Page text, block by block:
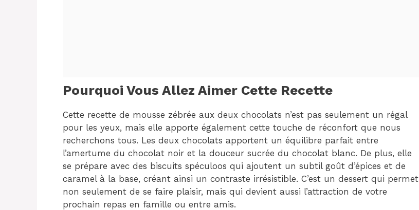
Pourquoi Vous Allez Aimer Cette Recette
Cette recette de mousse zébrée aux deux chocolats n’est pas seulement un régal
pour les yeux, mais elle apporte également cette touche de réconfort que nous
recherchons tous. Les deux chocolats apportent un équilibre parfait entre
l’amertume du chocolat noir et la douceur sucrée du chocolat blanc. De plus, elle
se prépare avec des biscuits spéculoos qui ajoutent un subtil goût d’épices et de
caramel à la base, créant ainsi un contraste irrésistible. C’est un dessert qui permet
non seulement de se faire plaisir, mais qui devient aussi l’attraction de votre
prochain repas en famille ou entre amis.